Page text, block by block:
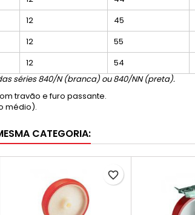
12 45
12 55
12 54
séries 840/N (branca) ou 840/NN (preta).
travão e furo passante.
médio).
CATEGORIA:
favorite_border